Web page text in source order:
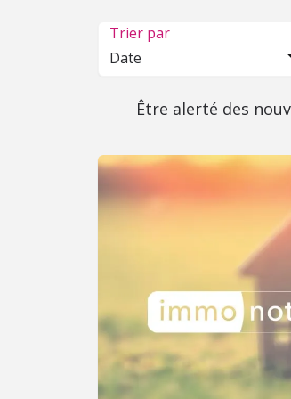
Trier par
Date
Être alerté des